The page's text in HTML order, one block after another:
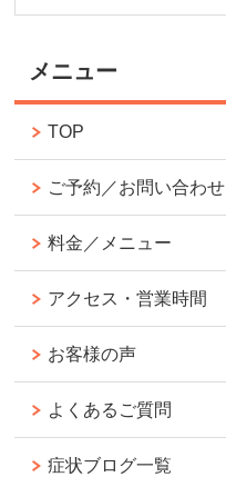
メニュー
TOP
ご予約／お問い合わせ
料金／メニュー
アクセス・営業時間
お客様の声
よくあるご質問
症状ブログ一覧